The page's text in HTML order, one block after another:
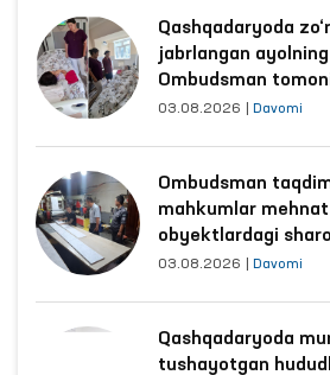
Qashqadaryoda
jabrlangan
Ombudsman
03.08.2026 Davomi
Ombudsman
mahkumlar
obyektlardagi
03.08.2026 Davomi
Qashqadaryoda
tushayotgan